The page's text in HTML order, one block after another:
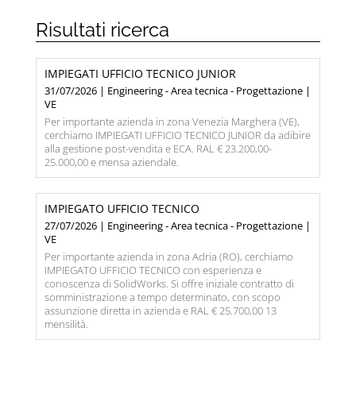
Risultati ricerca
IMPIEGATI UFFICIO TECNICO JUNIOR
31/07/2026 | Engineering - Area tecnica - Progettazione |
VE
Per importante azienda in zona Venezia Marghera (VE),
cerchiamo IMPIEGATI UFFICIO TECNICO JUNIOR da adibire
alla gestione post-vendita e ECA. RAL € 23.200,00-
25.000,00 e mensa aziendale.
IMPIEGATO UFFICIO TECNICO
27/07/2026 | Engineering - Area tecnica - Progettazione |
VE
Per importante azienda in zona Adria (RO), cerchiamo
IMPIEGATO UFFICIO TECNICO con esperienza e
conoscenza di SolidWorks. Si offre iniziale contratto di
somministrazione a tempo determinato, con scopo
assunzione diretta in azienda e RAL € 25.700,00 13
mensilità.